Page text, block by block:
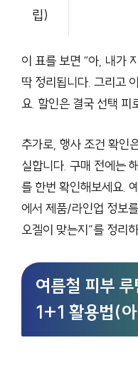
립)
이 표를 보면 “아, 내가
딱 정리됩니다. 그리고
요. 할인은 결국 선택 피
추가로, 행사 조건 확인
실합니다. 구매 전에는
를 한번 확인해보세요.
에서 제품/라인업 정보
오겔이 맞는지”를 정리
여름철 피부
1+1 활용법(